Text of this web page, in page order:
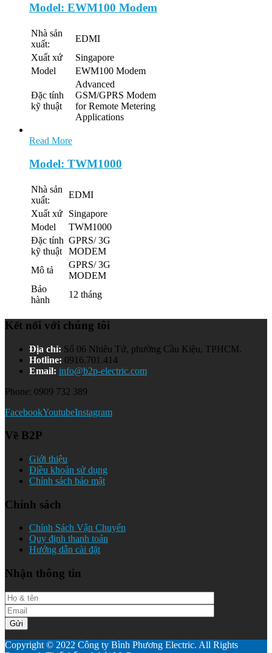
Model: EWM100 Modem
Nhà sản
xuất:
EDMI
Xuất xứ
Singapore
Model
EWM100 Modem
Đặc tính
kỹ thuật
Advanced
GSM/GPRS Modem
for Remote Metering
Applications
Read More
Model: TWM1000
Nhà sản
xuất:
EDMI
Xuất xứ
Singapore
Model
TWM1000
Đặc tính
kỹ thuật
GPRS/ 3G
MODEM
Mô tả
GPRS/ 3G
MODEM
Bảo
hành
12 tháng
Kết nối với chúng tôi
Địa chỉ: Số 06 Nhiêu Tứ, phường Cầu Kiệu, TPHCM.
Hotline: 0916.701.414
Email: info@b2p-electric.com
Phone: 0909 732 389
FacebookYoutubeInstagram
Về B2P
Giới thiệu
Điều khoản sử dụng
Chính sách bảo mật
Chính sách
Chính Sách Vận Chuyển
Quy định thanh toán
Hướng dẫn cài đặt
Nhận thông tin
Copyright © 2022 Công ty Bình Phương Electric. All Rights